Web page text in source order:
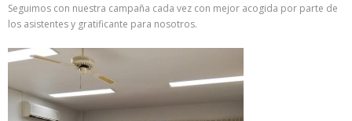
Seguimos con nuestra campaña cada vez con mejor acogida por parte de
los asistentes y gratificante para nosotros.